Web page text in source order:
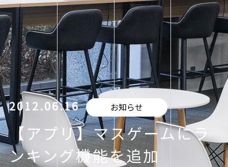
2012.06.16 お知らせ
【アプリ】マスゲームにラ
ンキング機能を追加